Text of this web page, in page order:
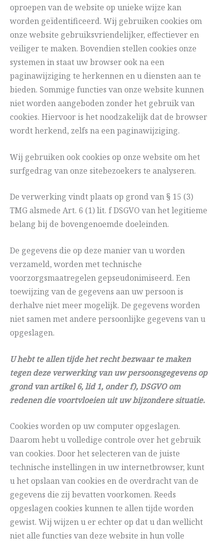
oproepen van de website op unieke wijze kan
worden geïdentificeerd. Wij gebruiken cookies om
onze website gebruiksvriendelijker, effectiever en
veiliger te maken. Bovendien stellen cookies onze
systemen in staat uw browser ook na een
paginawijziging te herkennen en u diensten aan te
bieden. Sommige functies van onze website kunnen
niet worden aangeboden zonder het gebruik van
cookies. Hiervoor is het noodzakelijk dat de browser
wordt herkend, zelfs na een paginawijziging.
Wij gebruiken ook cookies op onze website om het
surfgedrag van onze sitebezoekers te analyseren.
De verwerking vindt plaats op grond van § 15 (3)
TMG alsmede Art. 6 (1) lit. f DSGVO van het legitieme
belang bij de bovengenoemde doeleinden.
De gegevens die op deze manier van u worden
verzameld, worden met technische
voorzorgsmaatregelen gepseudonimiseerd. Een
toewijzing van de gegevens aan uw persoon is
derhalve niet meer mogelijk. De gegevens worden
niet samen met andere persoonlijke gegevens van u
opgeslagen.
U hebt te allen tijde het recht bezwaar te maken
tegen deze verwerking van uw persoonsgegevens op
grond van artikel 6, lid 1, onder f), DSGVO om
redenen die voortvloeien uit uw bijzondere situatie.
Cookies worden op uw computer opgeslagen.
Daarom hebt u volledige controle over het gebruik
van cookies. Door het selecteren van de juiste
technische instellingen in uw internetbrowser, kunt
u het opslaan van cookies en de overdracht van de
gegevens die zij bevatten voorkomen. Reeds
opgeslagen cookies kunnen te allen tijde worden
gewist. Wij wijzen u er echter op dat u dan wellicht
niet alle functies van deze website in hun volle